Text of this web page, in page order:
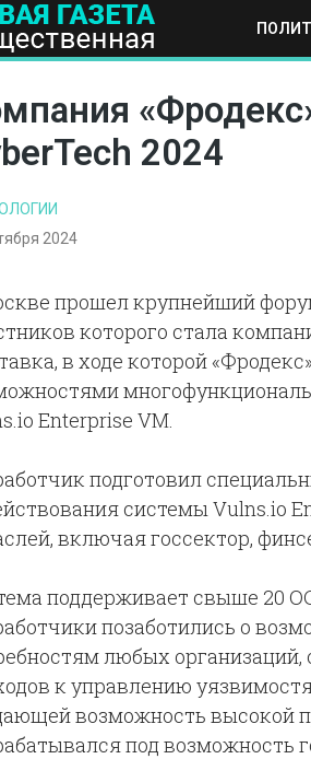
ОБЩЕСТВО ЭКОНОМИКА
2024
2024
прошел крупнейший
которого стала
в ходе которой
Enterprise VM.
подготовил
системы Vulns.io
включая госсектор,
поддерживает свыше 20
позаботились о
любых
к управлению
возможность высокой
под возможность